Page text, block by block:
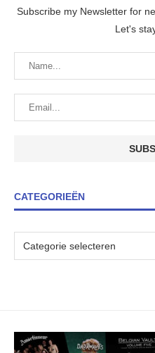
Subscribe my Newsletter for
Let's
CATEGORIEËN